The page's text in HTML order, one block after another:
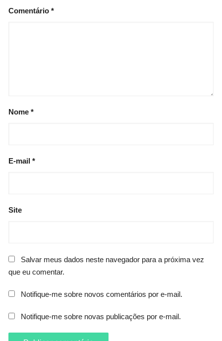
Comentário*
Nome*
E-mail*
Site
Salvar meus dados neste navegador para a próxima vez
que eu comentar.
Notifique-me sobre novos comentários por e-mail.
Notifique-me sobre novas publicações por e-mail.